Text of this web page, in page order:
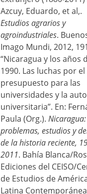
Azcuy, Eduardo, et al,.
Estudios agrarios y
agroindustriales.
Imago Mundi, 2012,
“Nicaragua y los años
1990. Las luchas por el
presupuesto para las
universidades y la
universitaria”. En:
Paula (Org.). Nicaragua:
problemas, estudios y
de la historia reciente,
2011. Bahía Blanca/
Ediciones del CEISO/
de Estudios de
Latina Contemporánea